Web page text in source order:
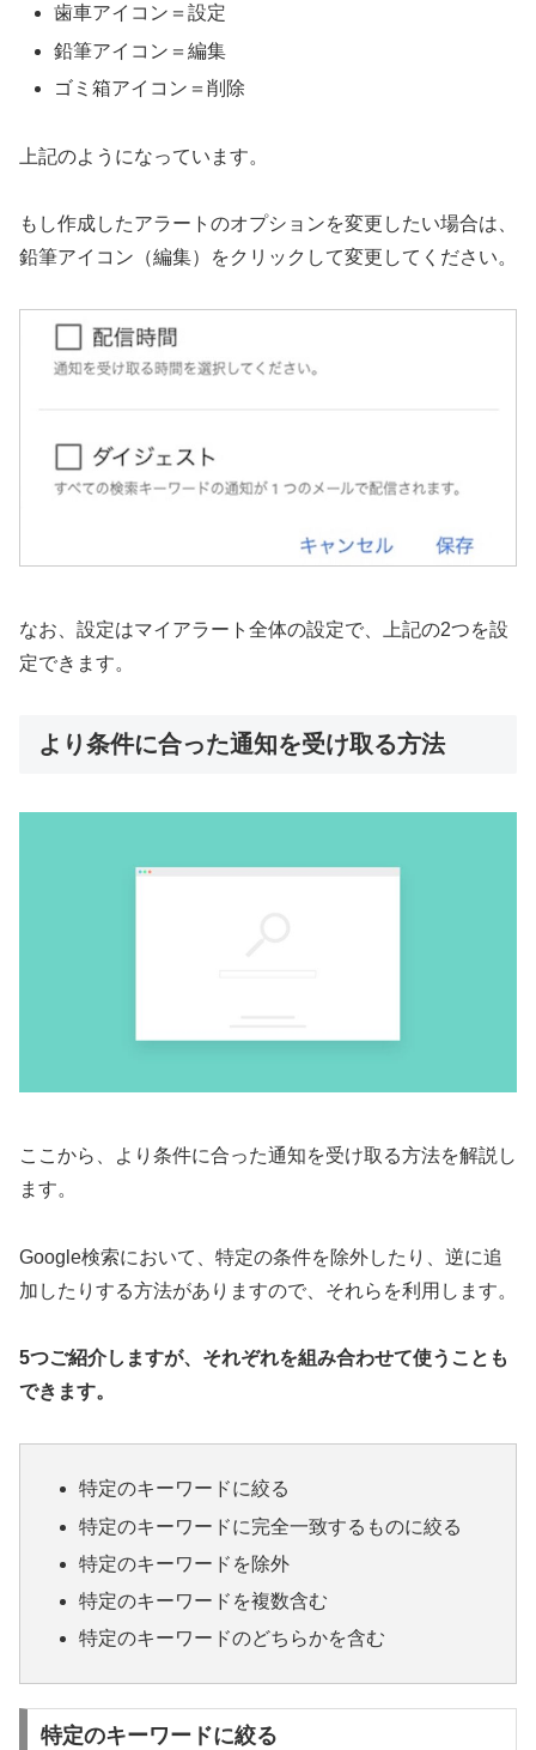
歯車アイコン＝設定
鉛筆アイコン＝編集
ゴミ箱アイコン＝削除
上記のようになっています。
もし作成したアラートのオプションを変更したい場合は、
鉛筆アイコン（編集）をクリックして変更してください。
なお、設定はマイアラート全体の設定で、上記の2つを設
定できます。
より条件に合った通知を受け取る方法
ここから、より条件に合った通知を受け取る方法を解説し
ます。
Google検索において、特定の条件を除外したり、逆に追
加したりする方法がありますので、それらを利用します。
5つご紹介しますが、それぞれを組み合わせて使うことも
できます。
特定のキーワードに絞る
特定のキーワードに完全一致するものに絞る
特定のキーワードを除外
特定のキーワードを複数含む
特定のキーワードのどちらかを含む
特定のキーワードに絞る